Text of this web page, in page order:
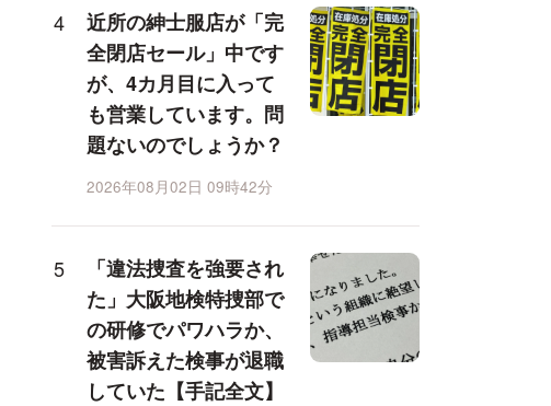
近所の紳士服店が「完
全閉店セール」中です
が、4カ月目に入って
も営業しています。問
題ないのでしょうか？
2026年08月02日 09時42分
「違法捜査を強要され
た」大阪地検特捜部で
の研修でパワハラか、
被害訴えた検事が退職
していた【手記全文】